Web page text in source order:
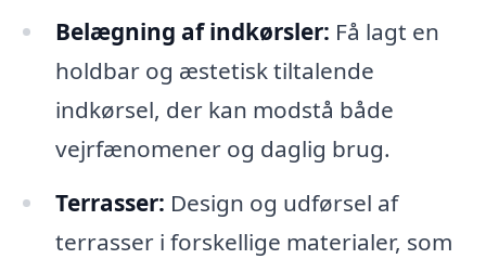
Belægning af indkørsler: Få lagt en
holdbar og æstetisk tiltalende
indkørsel, der kan modstå både
vejrfænomener og daglig brug.
Terrasser: Design og udførsel af
terrasser i forskellige materialer, som